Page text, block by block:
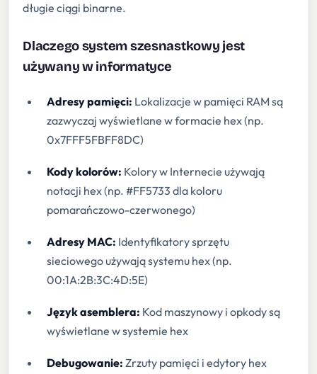
długie ciągi binarne.
Dlaczego system szesnastkowy jest
używany w informatyce
Adresy pamięci: Lokalizacje w pamięci RAM są
zazwyczaj wyświetlane w formacie hex (np.
0x7FFF5FBFF8DC)
Kody kolorów: Kolory w Internecie używają
notacji hex (np. #FF5733 dla koloru
pomarańczowo-czerwonego)
Adresy MAC: Identyfikatory sprzętu
sieciowego używają systemu hex (np.
00:1A:2B:3C:4D:5E)
Język asemblera: Kod maszynowy i opkody są
wyświetlane w systemie hex
Debugowanie: Zrzuty pamięci i edytory hex